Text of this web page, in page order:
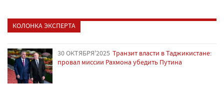
КОЛОНКА ЭКСПЕРТА
30 ОКТЯБРЯ'2025 Транзит власти в Таджикистане:
провал миссии Рахмона убедить Путина